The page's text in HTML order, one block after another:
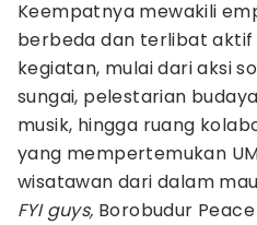
Keempatnya mewakili
berbeda dan terlibat
kegiatan, mulai dari aksi
sungai, pelestarian
musik, hingga ruang
yang mempertemukan
wisatawan dari dalam
FYI guys, Borobudur